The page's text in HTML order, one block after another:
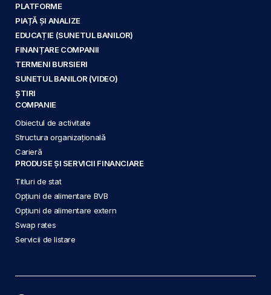
PLATFORME
PIAȚĂ ȘI ANALIZE
EDUCAȚIE (SUNETUL BANILOR)
FINANȚARE COMPANII
TERMENI BURSIERI
SUNETUL BANILOR (VIDEO)
ȘTIRI
COMPANIE
Obiectul de activitate
Structura organizațională
Carieră
PRODUSE ȘI SERVICII FINANCIARE
Titluri de stat
Opțiuni de alimentare BVB
Opțiuni de alimentare extern
Swap rates
Servicii de listare